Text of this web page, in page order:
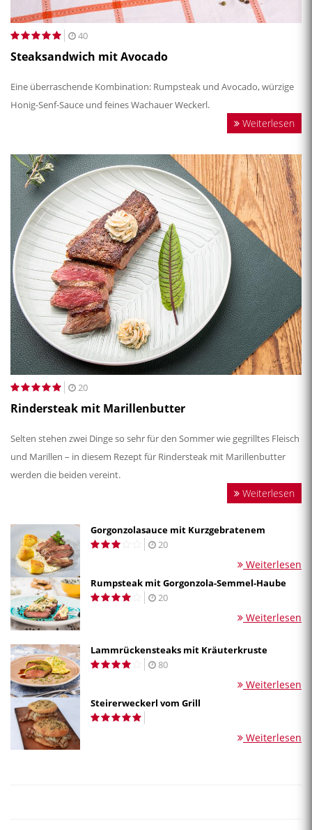
40
Steaksandwich mit Avocado
Eine überraschende Kombination: Rumpsteak und Avocado, würzige
Honig-Senf-Sauce und feines Wachauer Weckerl.
Weiterlesen
20
Rindersteak mit Marillenbutter
Selten stehen zwei Dinge so sehr für den Sommer wie gegrilltes Fleisch
und Marillen – in diesem Rezept für Rindersteak mit Marillenbutter
werden die beiden vereint.
Weiterlesen
Gorgonzolasauce mit Kurzgebratenem
20
Weiterlesen
Rumpsteak mit Gorgonzola-Semmel-Haube
20
Weiterlesen
Lammrückensteaks mit Kräuterkruste
80
Weiterlesen
Steirerweckerl vom Grill
Weiterlesen